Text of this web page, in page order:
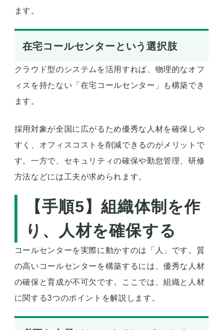
ます。
在宅コールセンターという選択肢
クラウド型のシステムを活用すれば、物理的なオフ
ィスを持たない「在宅コールセンター」も構築でき
ます。
採用対象が全国に広がるため優秀な人材を確保しや
すく、オフィスコストを削減できるのがメリットで
す。一方で、セキュリティの確保や勤怠管理、研修
方法などには工夫が求められます。
【手順5】組織体制を作
り、人材を確保する
コールセンターを実際に動かすのは「人」です。質
の高いコールセンターを構築するには、優秀な人材
の確保と育成が不可欠です。ここでは、組織と人材
に関する3つのポイントを解説します。